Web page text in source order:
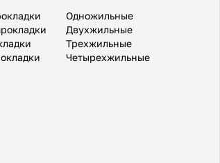
Одножильные
Двухжильные
Трехжильные
Четырехжильные